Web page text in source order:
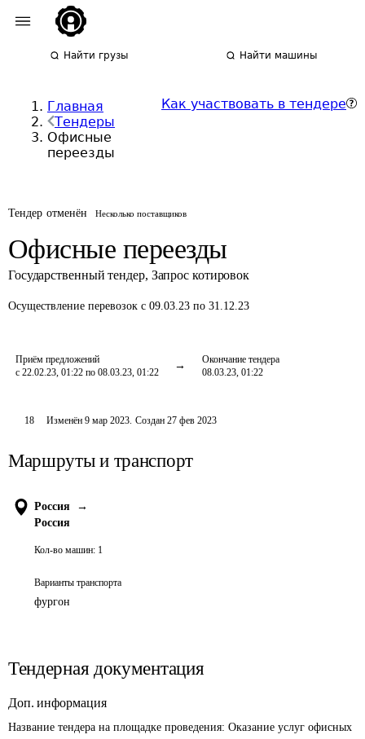
Найти грузы Найти машины
Главная
Тендеры
Офисные
переезды
Как участвовать в тендере
Тендер отменён Несколько поставщиков
Офисные переезды
Государственный тендер, Запрос котировок
Осуществление перевозок с 09.03.23 по 31.12.23
Приём предложений
с 22.02.23, 01:22 по 08.03.23, 01:22
Окончание тендера
08.03.23, 01:22
18 Изменён9 мар 2023. Создан 27 фев 2023
Маршруты и транспорт
Россия
→
Россия
Кол-во машин: 1
Варианты транспорта
фургон
Тендерная документация
Доп. информация
Название тендера на площадке проведения: Оказание услуг офисных